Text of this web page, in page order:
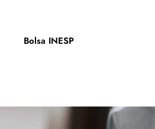
Bolsa INESP